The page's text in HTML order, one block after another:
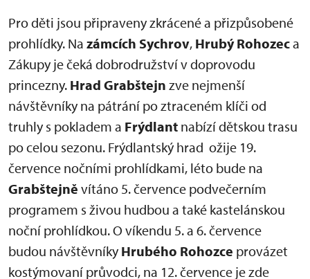
Pro děti jsou připraveny zkrácené a přizpůsobené
prohlídky. Na zámcích Sychrov, Hrubý Rohozeca
Zákupy je čeká dobrodružství v doprovodu
princezny. Hrad Grabštejn zve nejmenší
návštěvníky na pátrání po ztraceném klíči od
truhly s pokladem a Frýdlant nabízí dětskou trasu
po celou sezonu. Frýdlantský hrad ožije 19.
července nočními prohlídkami, léto bude na
Grabštejně vítáno 5. července podvečerním
programem s živou hudbou a také kastelánskou
noční prohlídkou. O víkendu 5. a 6. července
budou návštěvníky Hrubého Rohozce provázet
kostýmovaní průvodci, na 12. července je zde